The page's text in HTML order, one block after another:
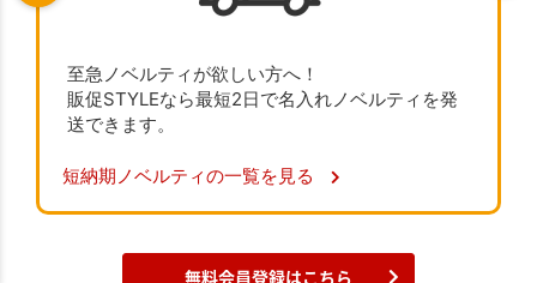
至急ノベルティが欲しい方へ！
販促STYLEなら最短2日で名入れノベルティを発
送できます。
短納期ノベルティの一覧を見る
無料会員登録はこちら